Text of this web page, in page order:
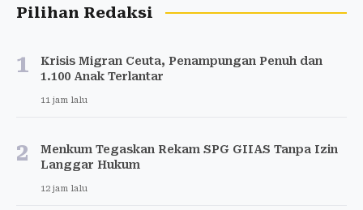
Pilihan Redaksi
1
Krisis Migran Ceuta, Penampungan Penuh dan
1.100 Anak Terlantar
11 jam lalu
2
Menkum Tegaskan Rekam SPG GIIAS Tanpa Izin
Langgar Hukum
12 jam lalu